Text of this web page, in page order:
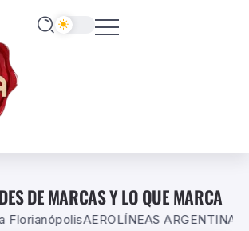
DE MARCAS Y LO QUE MARCA
ARGENTINAS LANZA UNA